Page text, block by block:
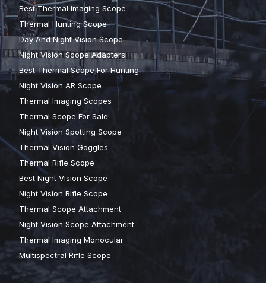
Best Thermal Imaging Scope
Thermal Hunting Scope
Day And Night Vision Scope
Night Vision Scope Adapters
Best Thermal Scope For Hunting
Night Vision AR Scope
Thermal Imaging Scopes
Thermal Scope For Sale
Night Vision Spotting Scope
Thermal Vision Goggles
Thermal Rifle Scope
Best Night Vision Scope
Night Vision Rifle Scope
Thermal Scope Attachment
Night Vision Scope Attachment
Thermal Imaging Monocular
Multispectral Rifle Scope